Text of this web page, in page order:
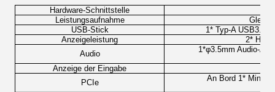
Hardware-Schnittstelle
Leistungsaufnahme
USB-Stick
1* Typ-A USB3.0
Anzeigeleistung
2*
Audio
1*φ3.5mm Audio-
Anzeige der Eingabe
PCIe
An Bord 1* Mini